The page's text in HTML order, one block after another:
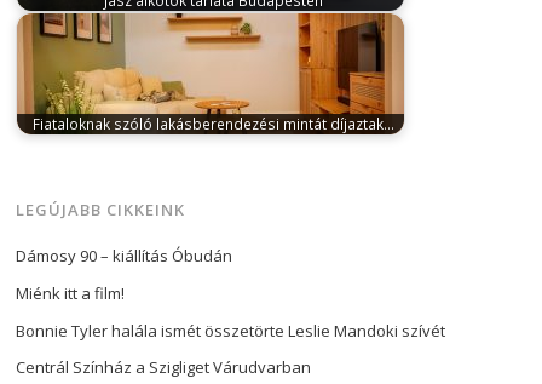
május 2, 2024
„Én ide tartozom” mottóval nyílt
kiállítás a Jász Alkotók Köre…
Fiataloknak szóló lakásberendezési mintát díjaztak…
LEGÚJABB CIKKEINK
Dámosy 90 – kiállítás Óbudán
Miénk itt a film!
Bonnie Tyler halála ismét összetörte Leslie Mandoki szívét
Centrál Színház a Szigliget Várudvarban